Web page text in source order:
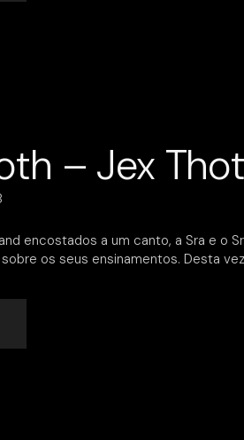
– Jex
encostados a um canto, a Sra e
os seus ensinamentos. Desta